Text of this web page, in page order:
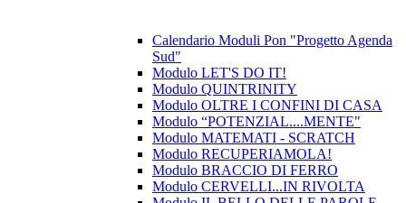
Calendario Moduli Pon "Progetto Agenda
Sud"
Modulo LET'S DO IT!
Modulo QUINTRINITY
Modulo OLTRE I CONFINI DI CASA
Modulo “POTENZIAL....MENTE"
Modulo MATEMATI - SCRATCH
Modulo RECUPERIAMOLA!
Modulo BRACCIO DI FERRO
Modulo CERVELLI...IN RIVOLTA